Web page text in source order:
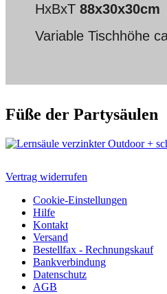
HxBxT88x30x30cm
Variable Tischhöhe
Füße der Partysäulen
Vertrag widerrufen
Cookie-Einstellungen
Hilfe
Kontakt
Versand
Bestellfax - Rechnungskauf
Bankverbindung
Datenschutz
AGB